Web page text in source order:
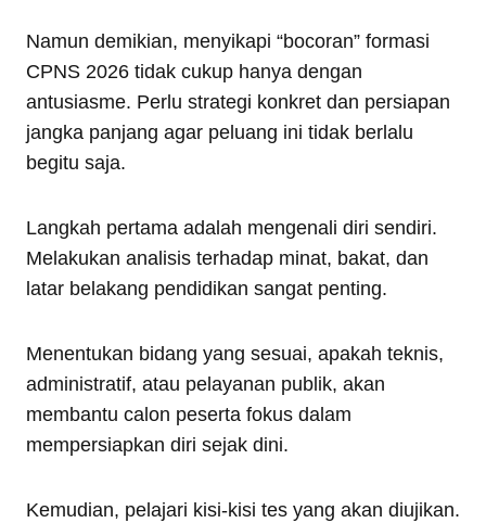
Namun demikian, menyikapi “bocoran” formasi
CPNS 2026 tidak cukup hanya dengan
antusiasme. Perlu strategi konkret dan persiapan
jangka panjang agar peluang ini tidak berlalu
begitu saja.
Langkah pertama adalah mengenali diri sendiri.
Melakukan analisis terhadap minat, bakat, dan
latar belakang pendidikan sangat penting.
Menentukan bidang yang sesuai, apakah teknis,
administratif, atau pelayanan publik, akan
membantu calon peserta fokus dalam
mempersiapkan diri sejak dini.
Kemudian, pelajari kisi-kisi tes yang akan diujikan.